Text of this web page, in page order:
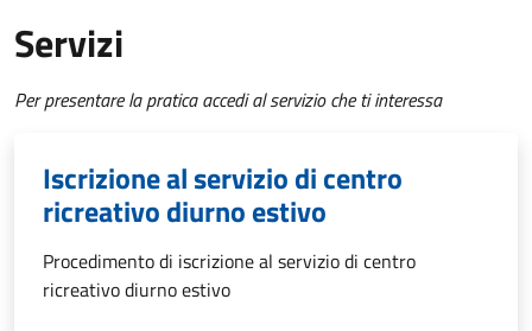
Servizi
Per presentare la pratica accedi al servizio che ti interessa
Iscrizione al servizio di centro
ricreativo diurno estivo
Procedimento di iscrizione al servizio di centro
ricreativo diurno estivo